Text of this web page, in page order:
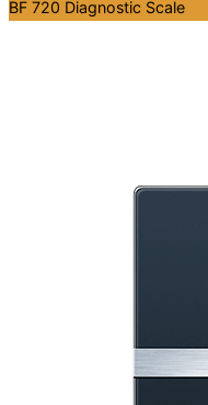
BF 720 Diagnostic Scale